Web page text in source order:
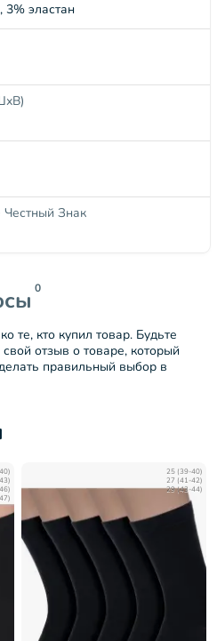
3% эластан
Честный Знак
0
те, кто купил товар. Будьте
отзыв о товаре, который
правильный выбор в
25 (39-40)
27 (41-42)
29 (43-44)